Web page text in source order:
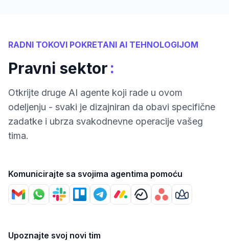
RADNI TOKOVI POKRETANI AI TEHNOLOGIJOM
Pravni sektor:
Otkrijte druge AI agente koji rade u ovom
odeljenju - svaki je dizajniran da obavi specifične
zadatke i ubrza svakodnevne operacije vašeg
tima.
Komunicirajte sa svojima agentima pomoću
Upoznajte svoj novi tim